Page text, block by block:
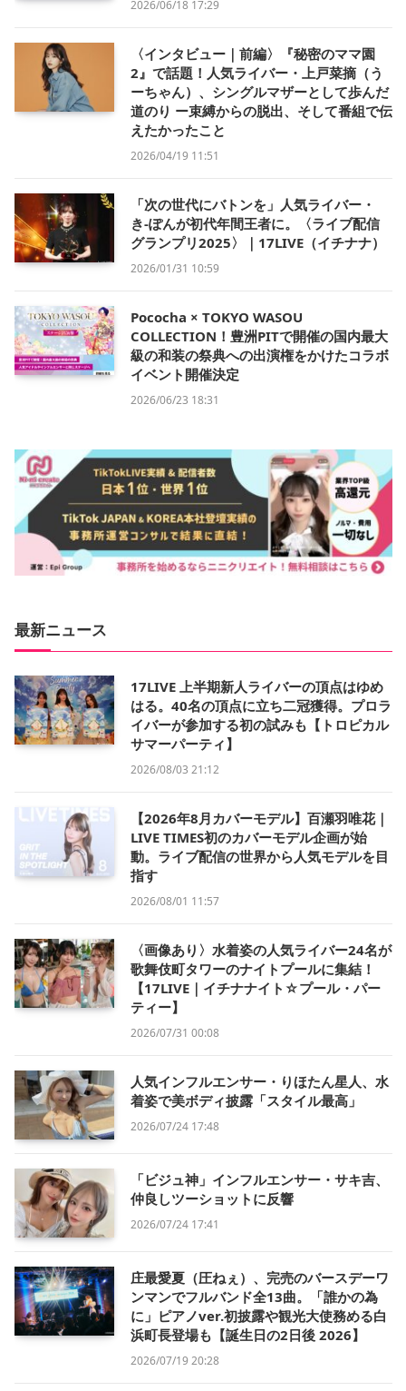
2026/06/18 17:29
〈インタビュー｜前編〉『秘密のママ園
2』で話題！人気ライバー・上戸菜摘（う
ーちゃん）、シングルマザーとして歩んだ
道のり ー束縛からの脱出、そして番組で伝
えたかったこと
2026/04/19 11:51
「次の世代にバトンを」人気ライバー・
き-ぽんが初代年間王者に。〈ライブ配信
グランプリ2025〉｜17LIVE（イチナナ）
2026/01/31 10:59
Pococha × TOKYO WASOU
COLLECTION！豊洲PITで開催の国内最大
級の和装の祭典への出演権をかけたコラボ
イベント開催決定
2026/06/23 18:31
最新ニュース
17LIVE 上半期新人ライバーの頂点はゆめ
はる。40名の頂点に立ち二冠獲得。プロラ
イバーが参加する初の試みも【トロピカル
サマーパーティ】
2026/08/03 21:12
【2026年8月カバーモデル】百瀬羽唯花｜
LIVE TIMES初のカバーモデル企画が始
動。ライブ配信の世界から人気モデルを目
指す
2026/08/01 11:57
〈画像あり〉水着姿の人気ライバー24名が
歌舞伎町タワーのナイトプールに集結！
【17LIVE｜イチナナイト☆プール・パー
ティー】
2026/07/31 00:08
人気インフルエンサー・りほたん星人、水
着姿で美ボディ披露「スタイル最高」
2026/07/24 17:48
「ビジュ神」インフルエンサー・サキ吉、
仲良しツーショットに反響
2026/07/24 17:41
庄最愛夏（圧ねぇ）、完売のバースデーワ
ンマンでフルバンド全13曲。「誰かの為
に」ピアノver.初披露や観光大使務める白
浜町長登場も【誕生日の2日後 2026】
2026/07/19 20:28